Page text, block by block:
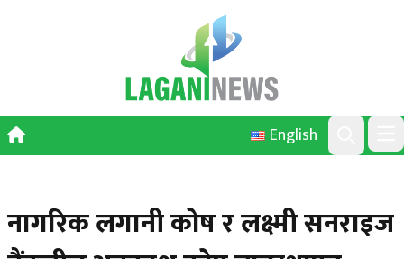
English
Search
नागरिक लगानी कोष र लक्ष्मी सनराइज